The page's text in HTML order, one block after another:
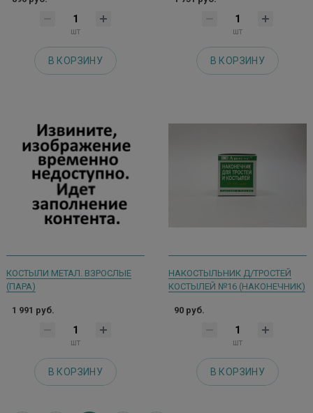
шт
В КОРЗИНУ
шт
В КОРЗИНУ
КОСТЫЛИ МЕТАЛ. ВЗРОСЛЫЕ
(ПАРА)
1 991 руб.
шт
В КОРЗИНУ
НАКОСТЫЛЬНИК Д/ТРОСТЕЙ
КОСТЫЛЕЙ №16 (НАКОНЕЧНИК)
90 руб.
шт
В КОРЗИНУ